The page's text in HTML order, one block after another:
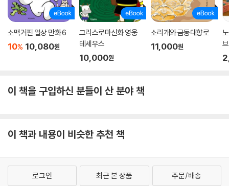
소맥거핀 일상 만화 6
10% 10,080원
그리스로마신화 영웅
테세우스
10,000원
소리개와 금동대향로
11,000원
이 책을 구입하신 분들이 산 분야 책
이 책과 내용이 비슷한 추천 책
로그인 최근 본 상품 주문/배송